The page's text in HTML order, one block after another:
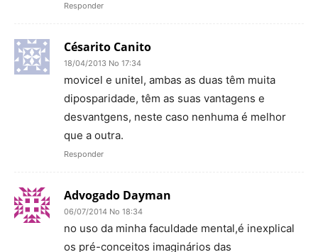
Responder
Césarito Canito
18/04/2013 No 17:34
movicel e unitel, ambas as duas têm muita
diposparidade, têm as suas vantagens e
desvantgens, neste caso nenhuma é melhor
que a outra.
Responder
Advogado Dayman
06/07/2014 No 18:34
no uso da minha faculdade mental,é inexplical
os pré-conceitos imaginários das